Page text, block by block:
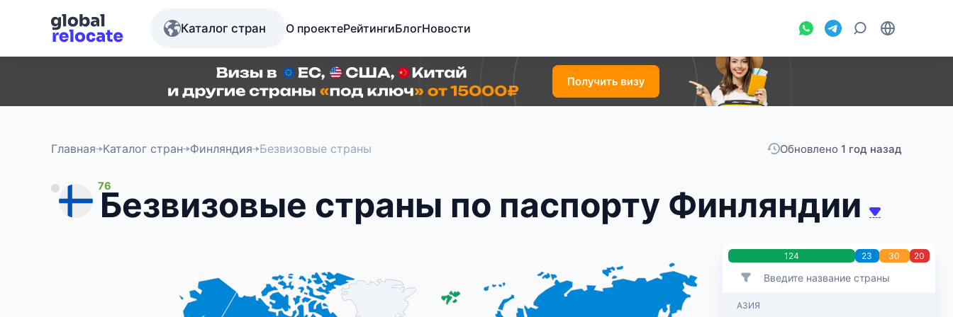
Каталог стран О проектеРейтингиБлогНовости
Главная Каталог стран Финляндия Безвизовые страны Обновлено 1 год назад
76
Безвизовые страны по паспорту Финляндии
124 23 30 20
АЗИЯ